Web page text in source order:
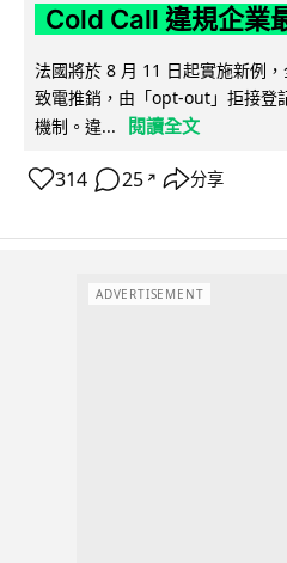
Cold Call 違規企業
法國將於 8 月 11 日起實施新例
致電推銷，由「opt-out」拒接登
機制。違...
閱讀全文
314 25 ↗ 分享
ADVERTISEMENT